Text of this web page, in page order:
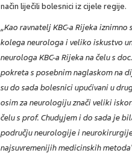
način liječili bolesnici iz cijele regije.
„Kao ravnatelj KBC-a Rijeka
kolega neurologa i veliko iskustvo
neurologa KBC-a Rijeka na čelu s
pokreta s posebnim naglaskom na
su do sada bolesnici upućivani u
osim za neurologiju znači veliki
čelu s prof. Chudyjem i do sada je
području neurologije i
najsuvremenijih medicinskih